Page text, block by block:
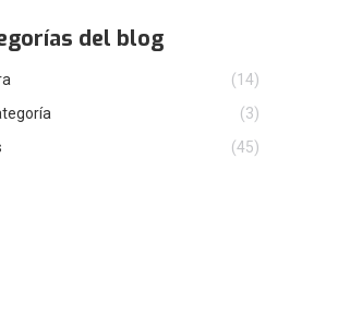
del blog
(14)
(3)
(45)